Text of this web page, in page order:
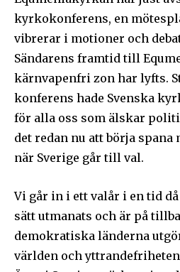
kyrkokonferens, en
vibrerar i motioner och
Sändarens framtid till
kärnvapenfri zon har lyfts.
konferens hade Svenska
för alla oss som älskar
det redan nu att börja spana
när Sverige går till val.
Vi går in i ett valår i en tid
sätt utmanats och är på
demokratiska länderna
världen och